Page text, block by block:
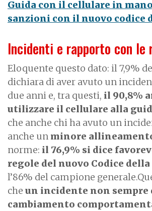
Guida con il cellulare in
sanzioni con il nuovo codice
Incidenti e rapporto con le
Eloquente questo dato: il 7,9%
dichiara di aver avuto un
due anni e, tra questi, il 90,8%
utilizzare il cellulare alla
che anche chi ha avuto un
anche un minore
norme: il 76,9% si dice
regole del nuovo Codice della
l’86% del campione
che un incidente non sempre
cambiamento